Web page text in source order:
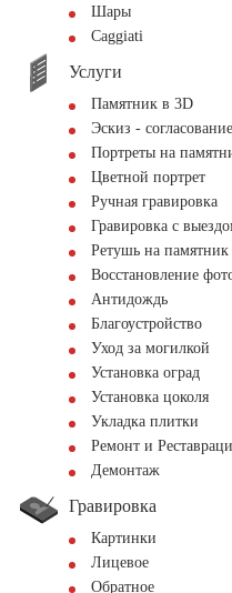
Шары
Сaggiati
Услуги
Памятник в 3D
Эскиз - согласование
Портреты на
Цветной портрет
Ручная гравировка
Гравировка с
Ретушь на памятник
Восстановление
Антидождь
Благоустройство
Уход за могилкой
Установка оград
Установка цоколя
Укладка плитки
Ремонт и
Демонтаж
Гравировка
Картинки
Лицевое
Обратное